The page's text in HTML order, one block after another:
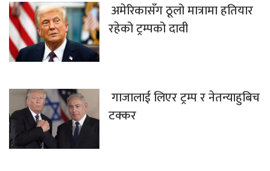
अमेरिकासँग ठूलो मात्रामा हतियार
रहेको ट्रम्पको दावी
गाजालाई लिएर ट्रम्प र नेतन्याहुबिच
टक्कर